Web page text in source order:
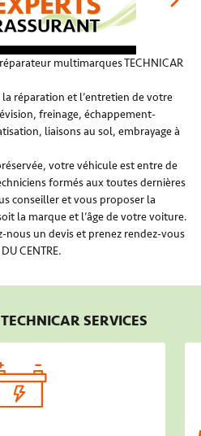
multimarques TECHNICAR
réparation et l’entretien de votre
freinage, échappement-
liaisons au sol, embrayage à
votre véhicule est entre de
formés aux toutes dernières
conseiller et vous proposer la
la marque et l’âge de votre voiture.
nous un devis et prenez rendez-vous
CENTRE.
SERVICES